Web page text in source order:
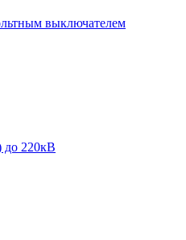
выключателем
до 220кВ